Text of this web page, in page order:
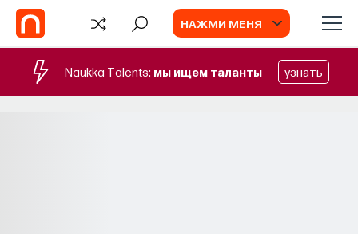
НАЖМИ МЕНЯ
Naukka Talents: мы ищем таланты узнать